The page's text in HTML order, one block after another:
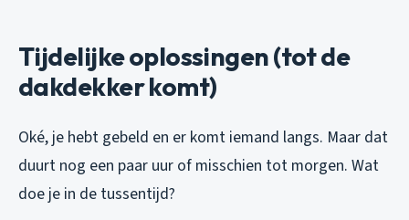
Tijdelijke oplossingen (tot de
dakdekker komt)
Oké, je hebt gebeld en er komt iemand langs. Maar dat
duurt nog een paar uur of misschien tot morgen. Wat
doe je in de tussentijd?